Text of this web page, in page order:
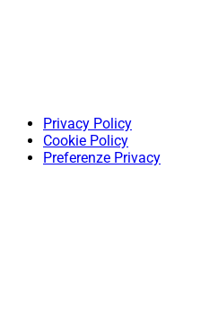
Privacy Policy
Cookie Policy
Preferenze Privacy